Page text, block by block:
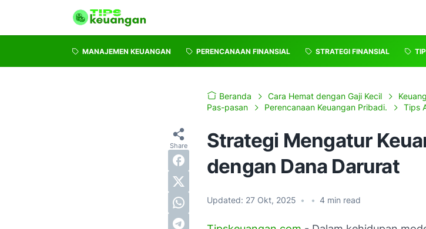
MANAJEMEN KEUANGAN PERENCANAAN FINANSIAL STRATEGI FINANSIAL
Beranda Cara Hemat dengan Gaji Kecil
Pas-pasan
Perencanaan Keuangan Pribadi. Tips
Strategi Mengatur
dengan Dana Darurat
Updated: 27 Okt, 2025 • • 4 min read